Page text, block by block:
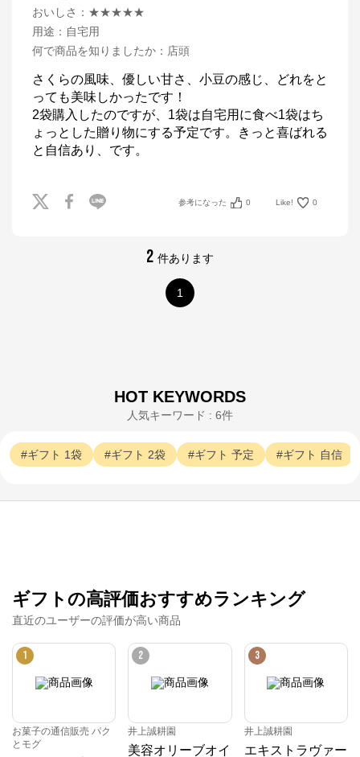
おいしさ ： ★★★★★
用途 ： 自宅用
何で商品を知りましたか ： 店頭
さくらの風味、優しい甘さ、小豆の感じ、どれをと
っても美味しかったです！
2袋購入したのですが、1袋は自宅用に食べ1袋はち
ょっとした贈り物にする予定です。きっと喜ばれる
と自信あり、です。
参考になった 0 Like! 0
2 件あります
1
HOT KEYWORDS
人気キーワード : 6件
ギフト 1袋 ギフト 2袋 ギフト 予定 ギフト 自信
ギフトの高評価おすすめランキング
直近のユーザーの評価が高い商品
1
お菓子の通信販売 パク
とモグ
2
井上誠耕園
美容オリーブオイ
3
井上誠耕園
エキストラヴァー